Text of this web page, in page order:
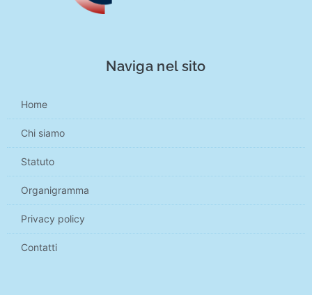
Naviga nel sito
Home
Chi siamo
Statuto
Organigramma
Privacy policy
Contatti